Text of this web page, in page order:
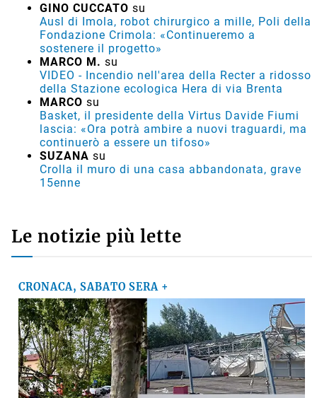
GINO CUCCATO su
Ausl di Imola, robot chirurgico a mille, Poli della
Fondazione Crimola: «Continueremo a
sostenere il progetto»
MARCO M. su
VIDEO - Incendio nell'area della Recter a ridosso
della Stazione ecologica Hera di via Brenta
MARCO su
Basket, il presidente della Virtus Davide Fiumi
lascia: «Ora potrà ambire a nuovi traguardi, ma
continuerò a essere un tifoso»
SUZANA su
Crolla il muro di una casa abbandonata, grave
15enne
Le notizie più lette
CRONACA, SABATO SERA +